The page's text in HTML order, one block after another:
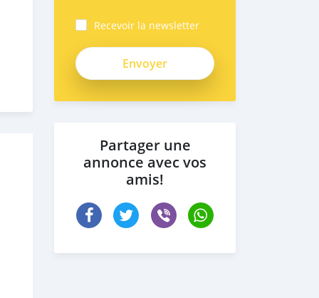
Recevoir la newsletter
Partager une
annonce avec vos
amis!